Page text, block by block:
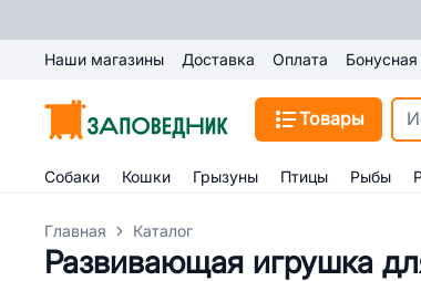
Наши магазины Доставка Оплата
Товары
Собаки Кошки Грызуны Птицы Рыбы
Главная Каталог
Развивающая игрушка